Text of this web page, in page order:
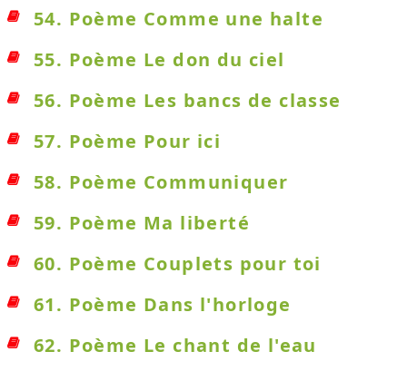
54. Poème Comme une halte
55. Poème Le don du ciel
56. Poème Les bancs de classe
57. Poème Pour ici
58. Poème Communiquer
59. Poème Ma liberté
60. Poème Couplets pour toi
61. Poème Dans l'horloge
62. Poème Le chant de l'eau